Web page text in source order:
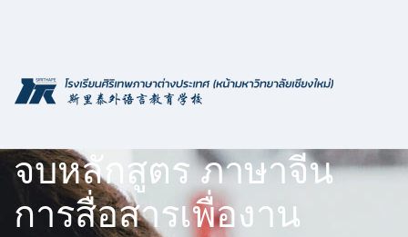
จบหลักสูตร ภาษาจีน
การสื่อสารเพื่องาน